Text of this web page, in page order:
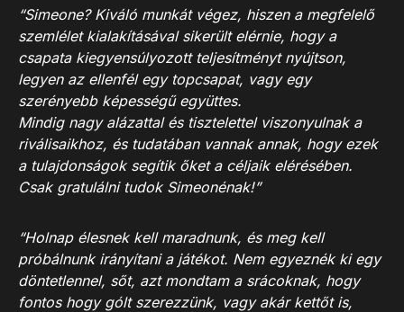
“Simeone? Kiváló munkát végez, hiszen a megfelelő
szemlélet kialakításával sikerült elérnie, hogy a
csapata kiegyensúlyozott teljesítményt nyújtson,
legyen az ellenfél egy topcsapat, vagy egy
szerényebb képességű együttes.
Mindig nagy alázattal és tisztelettel viszonyulnak a
riválisaikhoz, és tudatában vannak annak, hogy ezek
a tulajdonságok segítik őket a céljaik elérésében.
Csak gratulálni tudok Simeonénak!”
“Holnap élesnek kell maradnunk, és meg kell
próbálnunk irányítani a játékot. Nem egyeznék ki egy
döntetlennel, sőt, azt mondtam a srácoknak, hogy
fontos hogy gólt szerezzünk, vagy akár kettőt is,